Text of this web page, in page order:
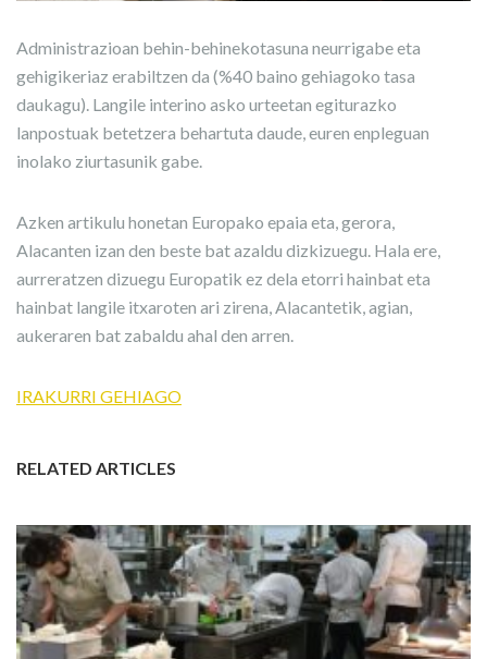
Administrazioan behin-behinekotasuna neurrigabe eta
gehigikeriaz erabiltzen da (%40 baino gehiagoko tasa
daukagu). Langile interino asko urteetan egiturazko
lanpostuak betetzera behartuta daude, euren enpleguan
inolako ziurtasunik gabe.
Azken artikulu honetan Europako epaia eta, gerora,
Alacanten izan den beste bat azaldu dizkizuegu. Hala ere,
aurreratzen dizuegu Europatik ez dela etorri hainbat eta
hainbat langile itxaroten ari zirena, Alacantetik, agian,
aukeraren bat zabaldu ahal den arren.
IRAKURRI GEHIAGO
RELATED ARTICLES